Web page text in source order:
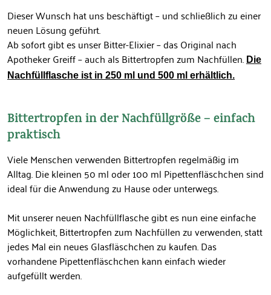
Dieser Wunsch hat uns beschäftigt – und schließlich zu einer
neuen Lösung geführt.
Ab sofort gibt es unser Bitter-Elixier – das Original nach
Apotheker Greiff – auch als Bittertropfen zum Nachfüllen. Die
Nachfüllflasche ist in 250 ml und 500 ml erhältlich.
Bittertropfen in der Nachfüllgröße – einfach
praktisch
Viele Menschen verwenden Bittertropfen regelmäßig im
Alltag. Die kleinen 50 ml oder 100 ml Pipettenfläschchen sind
ideal für die Anwendung zu Hause oder unterwegs.
Mit unserer neuen Nachfüllflasche gibt es nun eine einfache
Möglichkeit, Bittertropfen zum Nachfüllen zu verwenden, statt
jedes Mal ein neues Glasfläschchen zu kaufen. Das
vorhandene Pipettenfläschchen kann einfach wieder
aufgefüllt werden.